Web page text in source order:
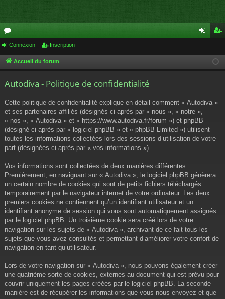
or
u cri
Connexion Inscription
Accueil du forum
Autodiva - Politique de confidentialité
Cette politique de confidentialité explique en détail comment « Autodiva »
et ses partenaires affiliés (désignés ci-après par « nous », « notre »,
« nos », « Autodiva » et « https://www.autodiva.fr/forum ») et phpBB
(désigné ci-après par « logiciel phpBB » et « phpBB Limited ») utilisent
toutes les informations collectées lors des sessions d’utilisation de votre
part (désignées ci-après par « vos informations »).
Vos informations sont collectées de deux manières différentes.
Premièrement, en naviguant sur « Autodiva », le logiciel phpBB génèrera
un certain nombre de cookies qui sont de petits fichiers téléchargés
temporairement par le navigateur internet de votre ordinateur. Les deux
premiers cookies ne contiennent qu’un identifiant utilisateur et un
identifiant anonyme de session qui vous sont automatiquement assignés
par le logiciel phpBB. Un troisième cookie sera créé lors de votre
navigation sur les sujets de « Autodiva », archivant de ce fait tous les
sujets que vous avez consultés et permettant d’améliorer votre confort de
navigation en tant qu’utilisateur.
Lors de votre navigation sur « Autodiva », nous pouvons également créer
une quatrième sorte de cookies, externes au document qui est prévu pour
couvrir uniquement les pages créées par le logiciel phpBB. La seconde
manière est de récupérer les informations que vous nous envoyez et que